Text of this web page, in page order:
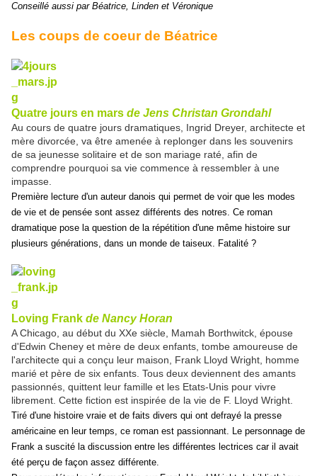
Conseillé aussi par Béatrice, Linden et Véronique
Les coups de coeur de Béatrice
Quatre jours en mars de Jens Christan Grondahl
Au cours de quatre jours dramatiques, Ingrid Dreyer, architecte et
mère divorcée, va être amenée à replonger dans les souvenirs
de sa jeunesse solitaire et de son mariage raté, afin de
comprendre pourquoi sa vie commence à ressembler à une
impasse.
Première lecture d'un auteur danois qui permet de voir que les modes
de vie et de pensée sont assez différents des notres. Ce roman
dramatique pose la question de la répétition d'une même histoire sur
plusieurs générations, dans un monde de taiseux. Fatalité ?
Loving Frank de Nancy Horan
A Chicago, au début du XXe siècle, Mamah Borthwitck, épouse
d'Edwin Cheney et mère de deux enfants, tombe amoureuse de
l'architecte qui a conçu leur maison, Frank Lloyd Wright, homme
marié et père de six enfants. Tous deux deviennent des amants
passionnés, quittent leur famille et les Etats-Unis pour vivre
librement. Cette fiction est inspirée de la vie de F. Lloyd Wright.
Tiré d'une histoire vraie et de faits divers qui ont defrayé la presse
américaine en leur temps, ce roman est passionnant. Le personnage de
Frank a suscité la discussion entre les différentes lectrices car il avait
été perçu de façon assez différente.